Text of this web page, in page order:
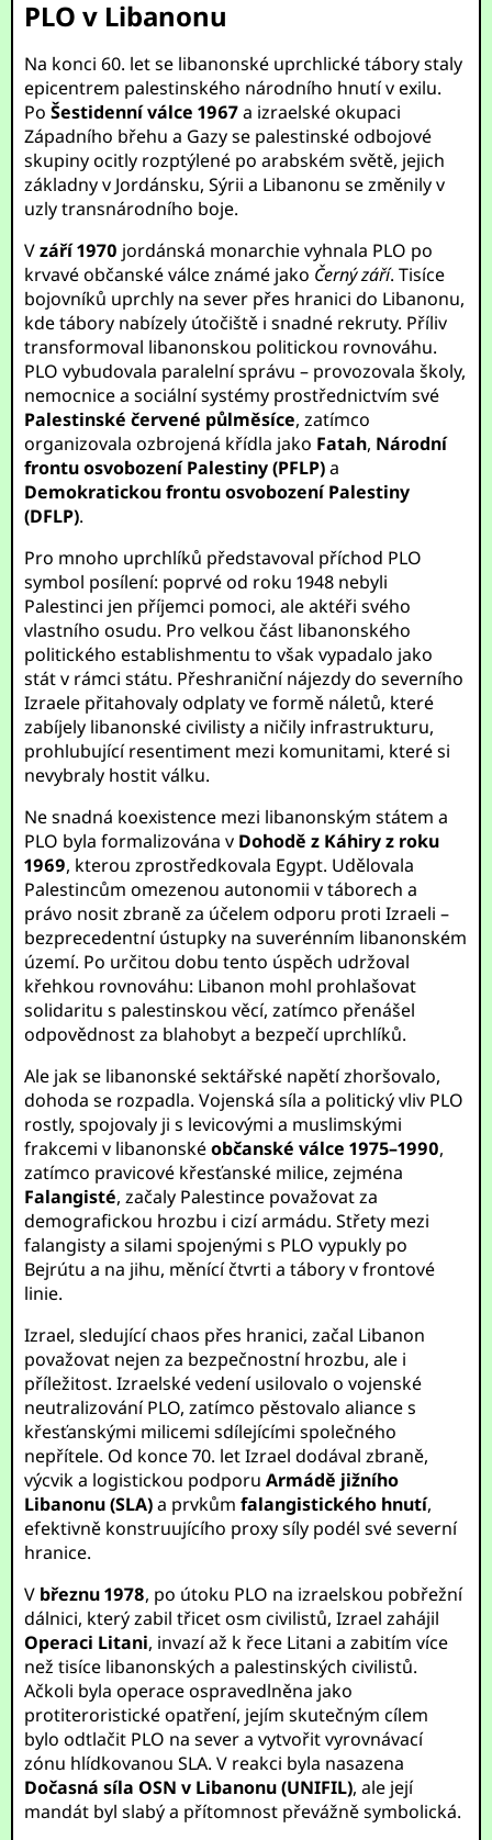
PLO v Libanonu
Na konci 60. let se libanonské uprchlické tábory staly
epicentrem palestinského národního hnutí v exilu.
PoŠestidenní válce 1967a izraelské okupaci
Západního břehu a Gazy se palestinské odbojové
skupiny ocitly rozptýlené po arabském světě, jejich
základny v Jordánsku, Sýrii a Libanonu se změnily v
uzly transnárodního boje.
Vzáří 1970 jordánská monarchie vyhnala PLO po
krvavé občanské válce známé jako Černý září. Tisíce
bojovníků uprchly na sever přes hranici do Libanonu,
kde tábory nabízely útočiště i snadné rekruty. Příliv
transformoval libanonskou politickou rovnováhu.
PLO vybudovala paralelní správu – provozovala školy,
nemocnice a sociální systémy prostřednictvím své
Palestinské červené půlměsíce, zatímco
organizovala ozbrojená křídla jako Fatah, Národní
frontu osvobození Palestiny (PFLP)a
Demokratickou frontu osvobození Palestiny
(DFLP).
Pro mnoho uprchlíků představoval příchod PLO
symbol posílení: poprvé od roku 1948 nebyli
Palestinci jen příjemci pomoci, ale aktéři svého
vlastního osudu. Pro velkou část libanonského
politického establishmentu to však vypadalo jako
stát v rámci státu. Přeshraniční nájezdy do severního
Izraele přitahovaly odplaty ve formě náletů, které
zabíjely libanonské civilisty a ničily infrastrukturu,
prohlubující resentiment mezi komunitami, které si
nevybraly hostit válku.
Ne snadná koexistence mezi libanonským státem a
PLO byla formalizována v Dohodě z Káhiry z roku
1969, kterou zprostředkovala Egypt. Udělovala
Palestincům omezenou autonomii v táborech a
právo nosit zbraně za účelem odporu proti Izraeli –
bezprecedentní ústupky na suverénním libanonském
území. Po určitou dobu tento úspěch udržoval
křehkou rovnováhu: Libanon mohl prohlašovat
solidaritu s palestinskou věcí, zatímco přenášel
odpovědnost za blahobyt a bezpečí uprchlíků.
Ale jak se libanonské sektářské napětí zhoršovalo,
dohoda se rozpadla. Vojenská síla a politický vliv PLO
rostly, spojovaly ji s levicovými a muslimskými
frakcemi v libanonskéobčanské válce 1975–1990,
zatímco pravicové křesťanské milice, zejména
Falangisté, začaly Palestince považovat za
demografickou hrozbu i cizí armádu. Střety mezi
falangisty a silami spojenými s PLO vypukly po
Bejrútu a na jihu, měnící čtvrti a tábory v frontové
linie.
Izrael, sledující chaos přes hranici, začal Libanon
považovat nejen za bezpečnostní hrozbu, ale i
příležitost. Izraelské vedení usilovalo o vojenské
neutralizování PLO, zatímco pěstovalo aliance s
křesťanskými milicemi sdílejícími společného
nepřítele. Od konce 70. let Izrael dodával zbraně,
výcvik a logistickou podporuArmádě jižního
Libanonu (SLA)a prvkůmfalangistického hnutí,
efektivně konstruujícího proxy síly podél své severní
hranice.
V březnu 1978, po útoku PLO na izraelskou pobřežní
dálnici, který zabil třicet osm civilistů, Izrael zahájil
Operaci Litani, invazí až k řece Litani a zabitím více
než tisíce libanonských a palestinských civilistů.
Ačkoli byla operace ospravedlněna jako
protiteroristické opatření, jejím skutečným cílem
bylo odtlačit PLO na sever a vytvořit vyrovnávací
zónu hlídkovanou SLA. V reakci byla nasazena
Dočasná síla OSN v Libanonu (UNIFIL), ale její
mandát byl slabý a přítomnost převážně symbolická.